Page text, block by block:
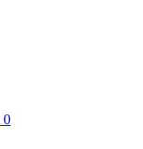
0